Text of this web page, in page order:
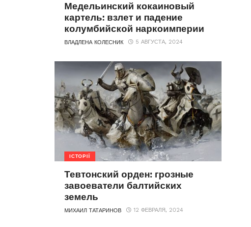
Медельинский кокаиновый
картель: взлет и падение
колумбийской наркоимперии
ВЛАДЛЕНА КОЛЕСНИК 5 АВГУСТА, 2024
ІСТОРІЇ
Тевтонский орден: грозные
завоеватели балтийских
земель
МИХАИЛ ТАТАРИНОВ 12 ФЕВРАЛЯ, 2024